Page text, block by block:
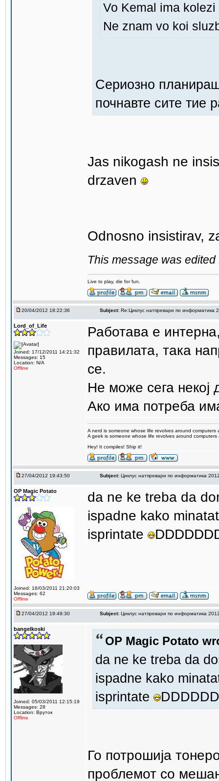
Vo Kemal ima
Ne znam vo koi
Сериозно
почнавте сите тие
Jas nikogash ne
drzaven
Odnosno insistirav,
This message was
Live to play, die for fun.
20/04/2012 18:22:36 Subject: Re:Циклус натпревари по информатика
Lord_of_Life
Joined: 17/12/2011 14:21:32
Messages: 15
Location: N/A
Offline
Работава е
правилата, така
се.
Не може сега некој
Ако има потреба
A nerd is someone whose life revolves around computers
A geek is someone whose life revolves around
Hey! It compiles! Ship it!
27/04/2012 19:43:50 Subject: Циклус натпревари по информатика
OP Magic Potato
Joined: 16/03/2011 21:20:03
Messages: 62
Offline
da ne ke treba da
ispadne kako
isprintate
27/04/2012 19:49:30 Subject: Циклус натпревари по информатика
bangelkoski
Joined: 05/03/2011 12:15:19
Messages: 28
Location: Вруток
Offline
OP Magic Potato
da ne ke treba da
ispadne kako
isprintate
Го потрошија
проблемот со